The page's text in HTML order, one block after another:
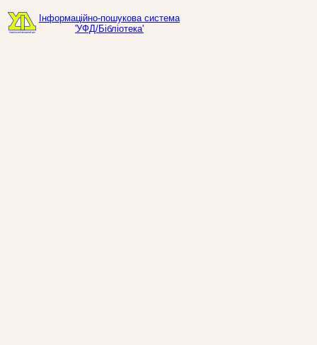
Інформаційно-пошукова система
'УФД/Бібліотека'